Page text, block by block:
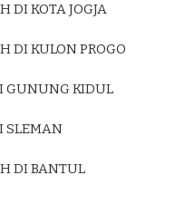
DI KOTA JOGJA
DI KULON PROGO
GUNUNG KIDUL
SLEMAN
DI BANTUL